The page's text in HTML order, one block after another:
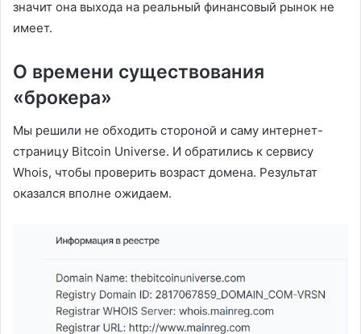
значит она выхода на реальный финансовый рынок не
имеет.
О времени существования
«брокера»
Мы решили не обходить стороной и саму интернет-
страницу Bitcoin Universe. И обратились к сервису
Whois, чтобы проверить возраст домена. Результат
оказался вполне ожидаем.